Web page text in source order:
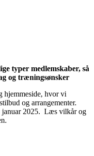
typer medlemskaber, så
og træningsønsker
hjemmeside, hvor vi
og arrangementer.
januar 2025. Læs vilkår og